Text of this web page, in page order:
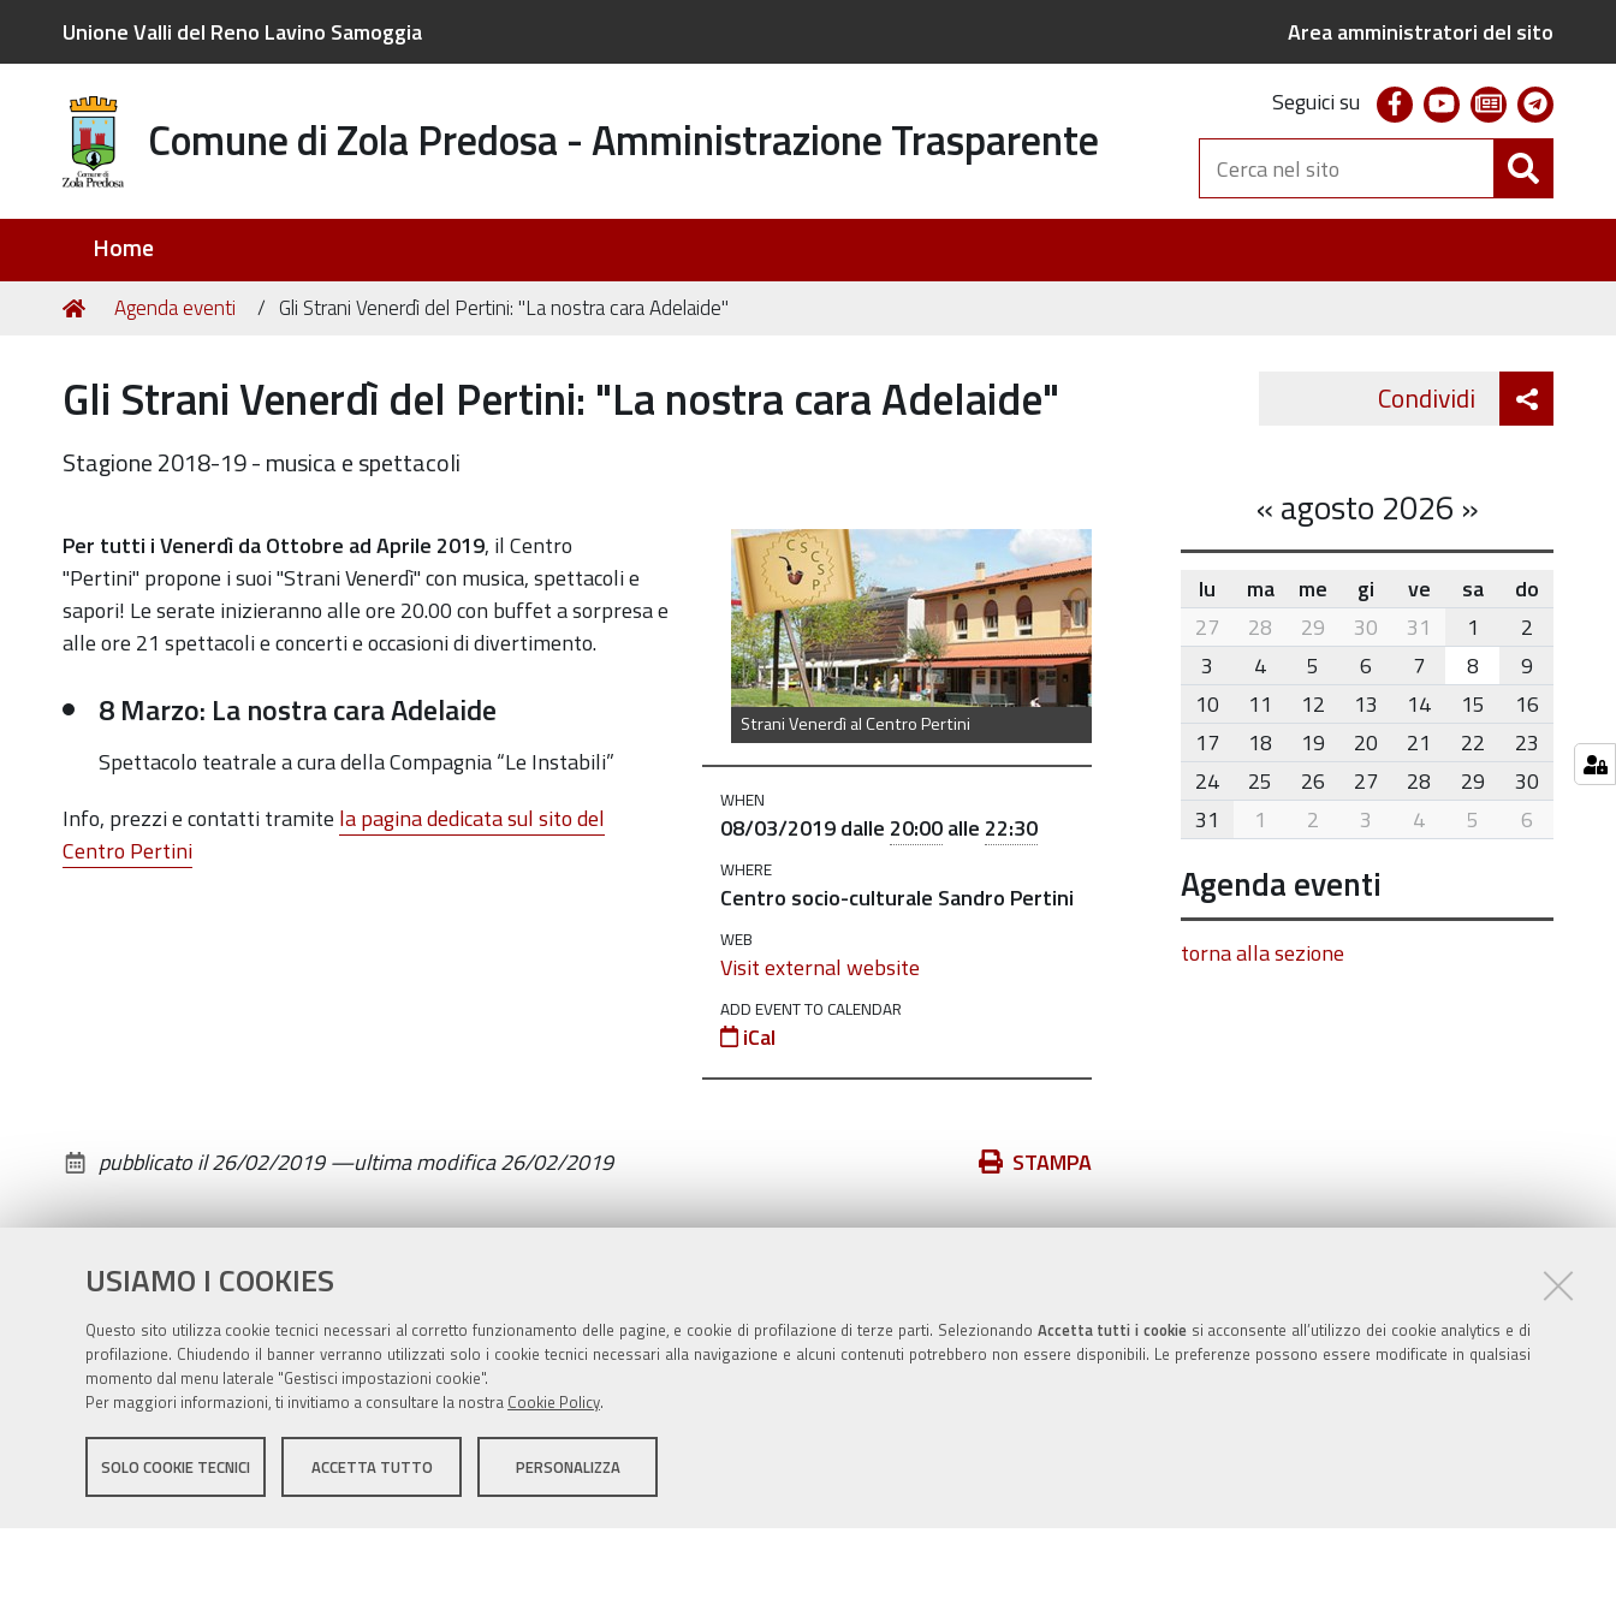
USIAMO I COOKIES
Questo sito utilizza cookie tecnici necessari al corretto funzionamento delle pagine, e cookie di profilazione di terze parti. Selezionando Accetta tutti i cookiesi acconsente all’utilizzo dei cookie analytics e di
profilazione. Chiudendo il banner verranno utilizzati solo i cookie tecnici necessari alla navigazione e alcuni contenuti potrebbero non essere disponibili. Le preferenze possono essere modificate in qualsiasi
momento dal menu laterale "Gestisci impostazioni cookie".
Per maggiori informazioni, ti invitiamo a consultare la nostra Cookie Policy.
SOLO COOKIE TECNICI ACCETTA TUTTO PERSONALIZZA
Unione Valli del Reno Lavino Samoggia Area amministratori del sito
Comune di Zola Predosa - Amministrazione Trasparente
Seguici su facebookyoutubenewsletter
Cerca
nel
sito
Home
Tu
Home
Agenda eventi Gli Strani Venerdì del Pertini: "La nostra cara Adelaide"
Gli Strani Venerdì del Pertini: "La nostra cara Adelaide"
Stagione 2018-19 - musica e spettacoli
Strani Venerdì al Centro Pertini
https://old.comune.zolapredosa.bo.it/events/gli-
strani-
venerdi-
del-
la-
cara-
adelaide
Gli
Strani
2019-
03-
08T20:00:00+01:00
03-
08T22:30:00+01:00
Stagione
2018-
musica
WHEN
08/03/2019dalle 20:00alle 22:30
WHERE
Centro socio-culturale Sandro Pertini
WEB
Visit external website
ADD EVENT TO CALENDAR
iCal
Per tutti i Venerdì da Ottobre ad Aprile 2019, il Centro
"Pertini" propone i suoi "Strani Venerdì" con musica, spettacoli e
sapori! Le serate inizieranno alle ore 20.00 con buffet a sorpresa e
alle ore 21 spettacoli e concerti e occasioni di divertimento.
8 Marzo: La nostra cara Adelaide
Spettacolo teatrale a cura della Compagnia “Le Instabili”
Info, prezzi e contatti tramite la pagina dedicata sul sito del
Centro Pertini
Azioni
documento
STAMPA
pubblicato il26/02/2019—ultima modifica26/02/2019
Condividi Twitter
«agosto 2026 »
month-
8
lu ma me gi ve sa
do
27
28 29 30 31 1
2
3
4 5 6 7 8
9
10
11 12 13 14 15
16
17
18 19 20 21 22
23
24
25 26 27 28 29
30
31
1 2 3 4 5 6
Agenda eventi
torna alla sezione
Sito istituzionale Comune di Zola Predosa